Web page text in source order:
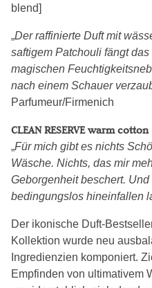
blend]
„Der raffinierte Duft mit
saftigem Patchouli fängt
magischen
nach einem Schauer
Parfumeur/Firmenich
CLEAN RESERVE warm
„Für mich gibt es nichts
Wäsche. Nichts, das mir
Geborgenheit beschert.
bedingungslos hineinfallen
Der ikonische Duft-
Kollektion wurde neu
Ingredienzien komponiert.
Empfinden von ultimativem